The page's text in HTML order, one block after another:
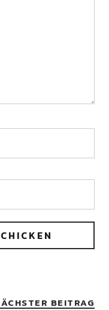
BEITRAG